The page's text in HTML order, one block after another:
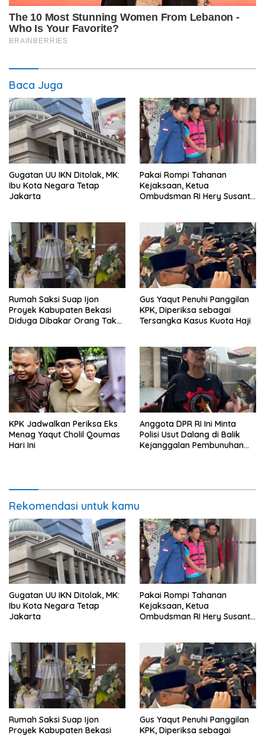
Baca Juga
Gugatan UU IKN Ditolak, MK:
Ibu Kota Negara Tetap
Jakarta
Pakai Rompi Tahanan
Kejaksaan, Ketua
Ombudsman RI Hery Susanto
Rumah Saksi Suap Ijon
Proyek Kabupaten Bekasi
Diduga Dibakar Orang Tak
Gus Yaqut Penuhi Panggilan
KPK, Diperiksa sebagai
Tersangka Kasus Kuota Haji
KPK Jadwalkan Periksa Eks
Menag Yaqut Cholil Qoumas
Hari Ini
Anggota DPR RI Ini Minta
Polisi Usut Dalang di Balik
Kejanggalan Pembunuhan
Rekomendasi untuk kamu
Gugatan UU IKN Ditolak, MK:
Ibu Kota Negara Tetap
Jakarta
Pakai Rompi Tahanan
Kejaksaan, Ketua
Ombudsman RI Hery Susanto
Rumah Saksi Suap Ijon
Proyek Kabupaten Bekasi
Gus Yaqut Penuhi Panggilan
KPK, Diperiksa sebagai